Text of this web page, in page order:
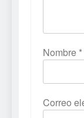
Nombre *
Correo